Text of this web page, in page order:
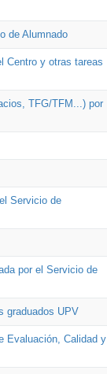
de Alumnado
Centro y otras tareas
TFG/TFM...) por
Servicio de
por el Servicio de
graduados UPV
Evaluación, Calidad y